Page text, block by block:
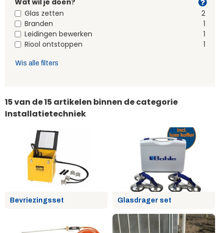
Glas zetten
2
Branden
1
Leidingen bewerken
1
Riool ontstoppen
1
Wis alle filters
15van de 15 artikelen binnen de categorie
Installatietechniek
Bevriezingsset Glasdrager set